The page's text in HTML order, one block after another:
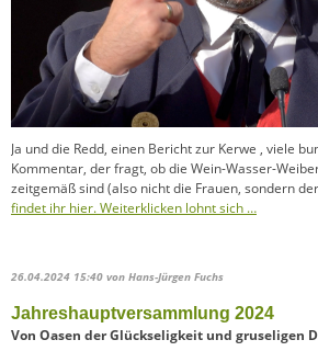
Ja und die Redd, einen Bericht zur Kerwe , viele
Kommentar, der fragt, ob die Wein-Wasser-
zeitgemäß sind (also nicht die Frauen, sondern
findet ihr hier. Weiterklicken lohnt sich …
26.04.2024 15:40 von Hans-Jürgen Fuchs
Jahreshauptversammlung 2024
Von Oasen der Glückseligkeit und gruseligen